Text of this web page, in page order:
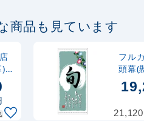
商品も見ています
)
フル
頭幕(
旬 夏
ーポ